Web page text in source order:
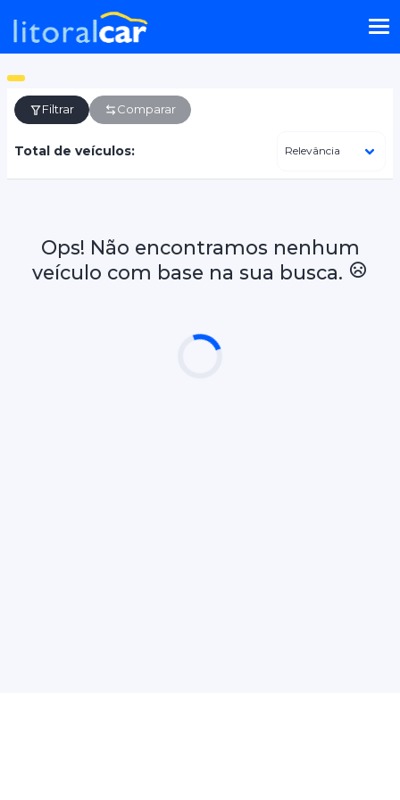
Filtrar Comparar
Total de veículos:
Ops! Não encontramos nenhum
veículo com base na sua busca.